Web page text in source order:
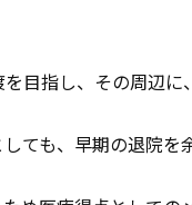
目指し、その周辺
ても、早期の退院